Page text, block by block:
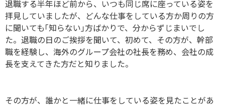
退職する半年ほど前から、いつも同じ席に座っている姿を
拝見していましたが、どんな仕事をしている方か周りの方
に聞いても｢知らない｣方ばかりで、分からずじまいでし
た。退職の日のご挨拶を聞いて、初めて、その方が、幹部
職を経験し、海外のグループ会社の社長を務め、会社の成
長を支えてきた方だと知りました。
その方が、誰かと一緒に仕事をしている姿を見たことがあ